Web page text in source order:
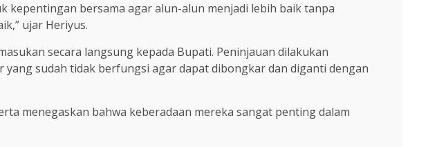
kepentingan bersama agar alun-alun menjadi lebih baik tanpa
ujar Heriyus.
secara langsung kepada Bupati. Peninjauan dilakukan
sudah tidak berfungsi agar dapat dibongkar dan diganti dengan
menegaskan bahwa keberadaan mereka sangat penting dalam